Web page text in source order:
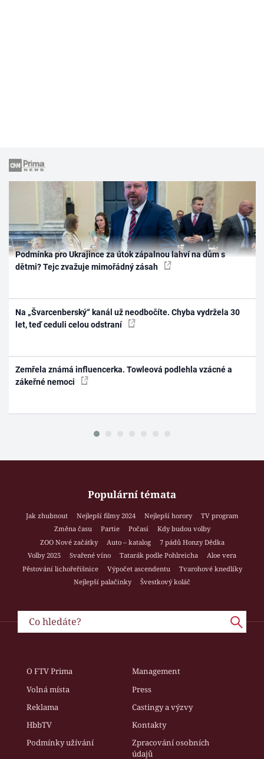
Podmínka pro Ukrajince za útok zápalnou lahví na dům s
dětmi? Tejc zvažuje mimořádný zásah
Na „Švarcenberský“ kanál už neodbočíte. Chyba vydržela 30
let, teď ceduli celou odstraní
Zemřela známá influencerka. Towleová podlehla vzácné a
zákeřné nemoci
Populární témata
Jak zhubnout Nejlepší filmy 2024 Nejlepší horory
TV program
Změna času
Partie Počasí
Kdy budou volby
ZOO Nové začátky
Auto – katalog
7 pádů Honzy Dědka
Volby 2025
Svařené víno Tatarák podle Pohlreicha
Aloe vera
Pěstování lichořeřišnice
Výpočet ascendentu
Tvarohové knedlíky
Nejlepší palačinky
Švestkový koláč
O FTV Prima
Management
Volná místa
Press
Reklama
Castingy a výzvy
HbbTV
Kontakty
Podmínky užívání
Zpracování osobních
údajů